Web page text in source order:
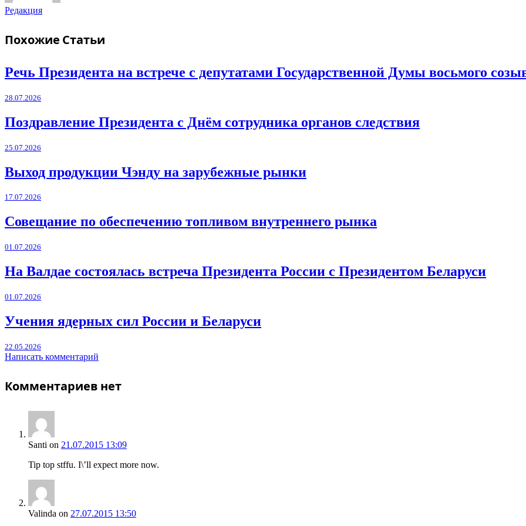
Редакция
Похожие Статьи
Речь Президента на встрече с депутатами Государственной Думы восьмого
28.07.2026
Поздравление Президента с Днём сотрудника органов следствия
25.07.2026
Выход продукции Чэнду на зарубежные рынки
17.07.2026
Совещание по обеспечению топливом внутреннего рынка
01.07.2026
На Валдае состоялась встреча Президента России с Президентом Беларуси
01.07.2026
Учения ядерных сил России и Беларуси
22.05.2026
Написать комментарий
Комментариев нет
Santi on 21.07.2015 13:09
Tip top stffu. I\’ll expect more now.
Valinda on 27.07.2015 13:50